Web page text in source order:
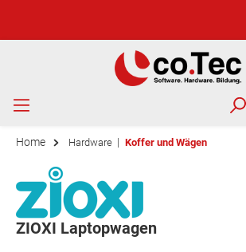
Home Hardware | Koffer und Wägen
ZIOXI Laptopwagen